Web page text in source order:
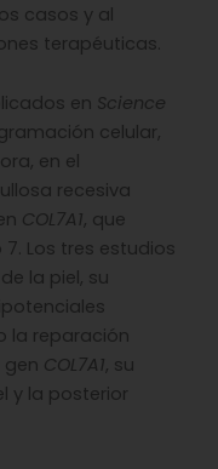
casos y al
terapéuticas.
en Science
celular,
en el
recesiva
COL7A1, que
Los tres estudios
la piel, su
la reparación
COL7A1, su
y la posterior